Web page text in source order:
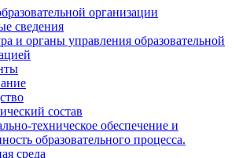
организации
сведения
и органы управления образовательной
состав
техническое обеспечение и
образовательного процесса.
среда